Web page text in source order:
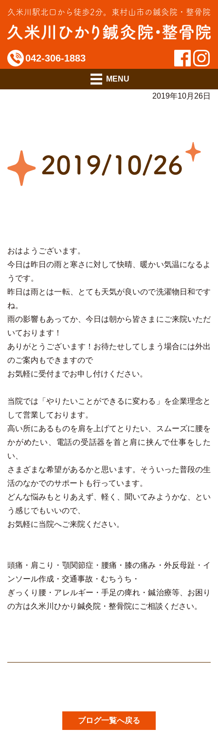
久米川駅北口から徒歩2分。 東村山市の鍼灸院・整骨院
042-306-1883
料金のご案内
アクセス
2019年10月26日
2019/10/26
おはようございます。
今日は昨日の雨と寒さに対して快晴、暖かい気温になるよ
うです。
昨日は雨とは一転、とても天気が良いので洗濯物日和です
ね。
雨の影響もあってか、今日は朝から皆さまにご来院いただ
いております！
ありがとうございます！お待たせしてしまう場合には外出
のご案内もできますので
お気軽に受付までお申し付けください。
当院では「やりたいことができるに変わる」を企業理念と
して営業しております。
高い所にあるものを肩を上げてとりたい、スムーズに腰を
かがめたい、電話の受話器を首と肩に挟んで仕事をした
い、
さまざまな希望があるかと思います。そういった普段の生
活のなかでのサポートも行っています。
どんな悩みもとりあえず、軽く、聞いてみようかな、とい
う感じでもいいので、
お気軽に当院へご来院ください。
頭痛・肩こり・顎関節症・腰痛・膝の痛み・外反母趾・イ
ンソール作成・交通事故・むちうち・
ぎっくり腰・アレルギー・手足の痺れ・鍼治療等、お困り
の方は久米川ひかり鍼灸院・整骨院にご相談ください。
ブログ一覧へ戻る